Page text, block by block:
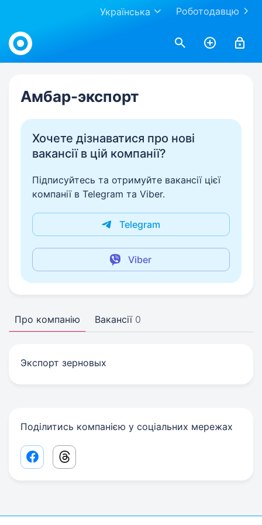
Роботодавцю
Українська
Work.ua
Амбар-экспорт
Хочете дізнаватися про нові
вакансії в цій компанії?
Підписуйтесь та отримуйте вакансії цієї
компанії в Telegram та Viber.
Telegram
Viber
Про компанію Вакансії 0
Экспорт зерновых
Поділитись компанією у соціальних мережах
Facebook share link
Threads share link